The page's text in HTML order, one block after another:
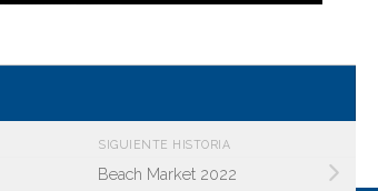
SIGUIENTE HISTORIA
Beach Market 2022